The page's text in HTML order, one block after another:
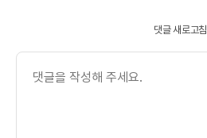
댓글 새로고침